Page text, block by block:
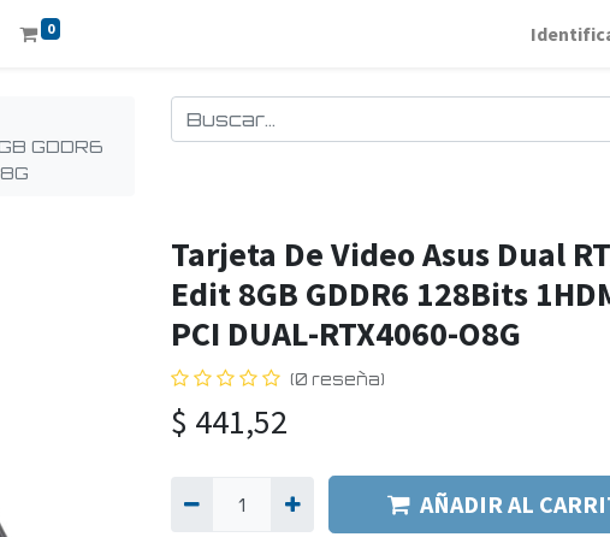
0
GDDR6
Tarjeta De Video Asus Dual
Edit 8GB GDDR6 128Bits
PCI DUAL-RTX4060-O8G
(0 reseña)
$ 441,52
AÑADIR AL